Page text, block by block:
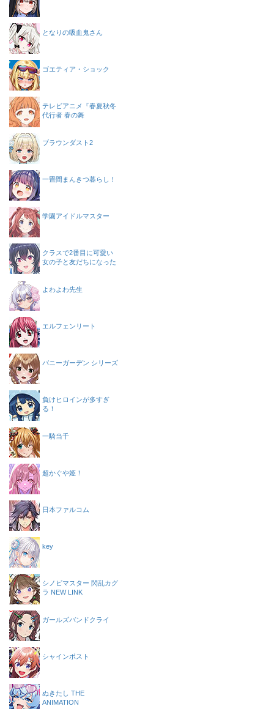
となりの吸血鬼さん
ゴエティア・ショック
テレビアニメ『春夏秋冬
代行者 春の舞
ブラウンダスト2
一畳間まんきつ暮らし！
学園アイドルマスター
クラスで2番目に可愛い
女の子と友だちになった
よわよわ先生
エルフェンリート
バニーガーデン シリーズ
負けヒロインが多すぎ
る！
一騎当千
超かぐや姫！
日本ファルコム
key
シノビマスター 閃乱カグ
ラ NEW LINK
ガールズバンドクライ
シャインポスト
ぬきたし THE
ANIMATION